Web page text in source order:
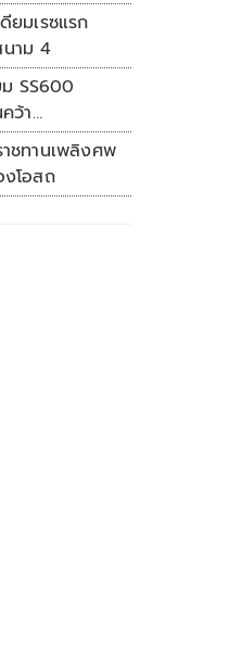
ยมเรซแรก
าม 4
SS600
ว้า
าชทานเพลิงศพ
งโอสถ